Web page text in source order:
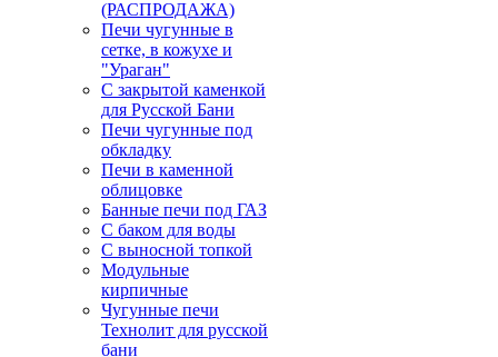
(РАСПРОДАЖА)
Печи чугунные в
сетке, в кожухе и
"Ураган"
С закрытой каменкой
для Русской Бани
Печи чугунные под
обкладку
Печи в каменной
облицовке
Банные печи под ГАЗ
С баком для воды
С выносной топкой
Модульные
кирпичные
Чугунные печи
Технолит для русской
бани